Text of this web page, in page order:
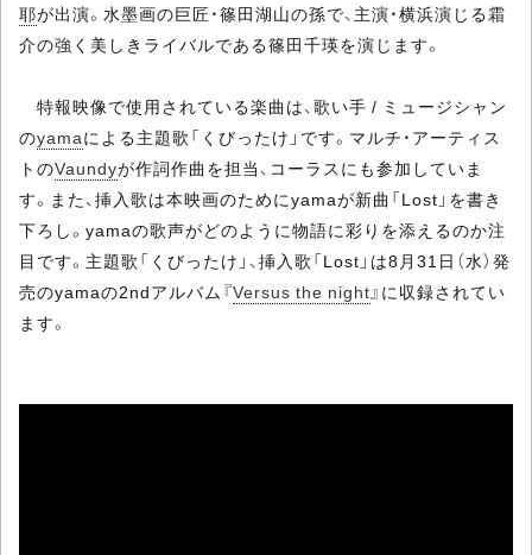
耶が出演。水墨画の巨匠・篠田湖山の孫で、主演・横浜演じる霜
介の強く美しきライバルである篠田千瑛を演じます。
特報映像で使用されている楽曲は、歌い手 / ミュージシャン
のyamaによる主題歌「くびったけ」です。マルチ・アーティス
トのVaundyが作詞作曲を担当、コーラスにも参加していま
す。また、挿入歌は本映画のためにyamaが新曲「Lost」を書き
下ろし。yamaの歌声がどのように物語に彩りを添えるのか注
目です。主題歌「くびったけ」、挿入歌「Lost」は8月31日（水）発
売のyamaの2ndアルバム『Versus the night』に収録されてい
ます。